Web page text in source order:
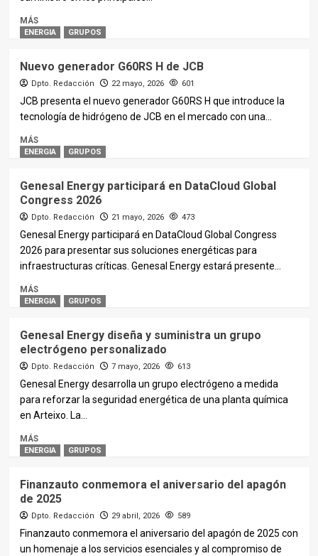
MÁS
ENERGIA GRUPOS
Nuevo generador G60RS H de JCB
Dpto. Redacción 22 mayo, 2026 601
JCB presenta el nuevo generador G60RS H que introduce la
tecnología de hidrógeno de JCB en el mercado con una...
MÁS
ENERGIA GRUPOS
Genesal Energy participará en DataCloud Global
Congress 2026
Dpto. Redacción 21 mayo, 2026 473
Genesal Energy participará en DataCloud Global Congress
2026 para presentar sus soluciones energéticas para
infraestructuras críticas. Genesal Energy estará presente...
MÁS
ENERGIA GRUPOS
Genesal Energy diseña y suministra un grupo
electrógeno personalizado
Dpto. Redacción 7 mayo, 2026 613
Genesal Energy desarrolla un grupo electrógeno a medida
para reforzar la seguridad energética de una planta química
en Arteixo. La...
MÁS
ENERGIA GRUPOS
Finanzauto conmemora el aniversario del apagón
de 2025
Dpto. Redacción 29 abril, 2026 589
Finanzauto conmemora el aniversario del apagón de 2025 con
un homenaje a los servicios esenciales y al compromiso de